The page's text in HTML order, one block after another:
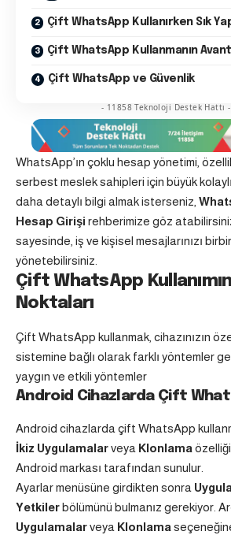
Çift WhatsApp Kullanırken Sık
Çift WhatsApp Kullanmanın
Çift WhatsApp ve Güvenlik
- 11858 Teknoloji Destek Hattı -
WhatsApp’ın çoklu hesap yönetimi,
serbest meslek sahipleri için büyük
daha detaylı bilgi almak isterseniz,
Hesap Girişi rehberimize göz
sayesinde, iş ve kişisel mesajlarınızı
yönetebilirsiniz.
Çift WhatsApp
Noktaları
Çift WhatsApp kullanmak, cihazınızın
sistemine bağlı olarak farklı yöntemler
yaygın ve etkili yöntemler
Android Cihazlarda Çift
Android cihazlarda çift WhatsApp
İkiz Uygulamalarveya Klonlama
Android markası tarafından sunulur.
Ayarlar menüsüne girdikten sonra
Yetkilerbölümünü bulmanız gerekiyor.
Uygulamalarveya Klonlama